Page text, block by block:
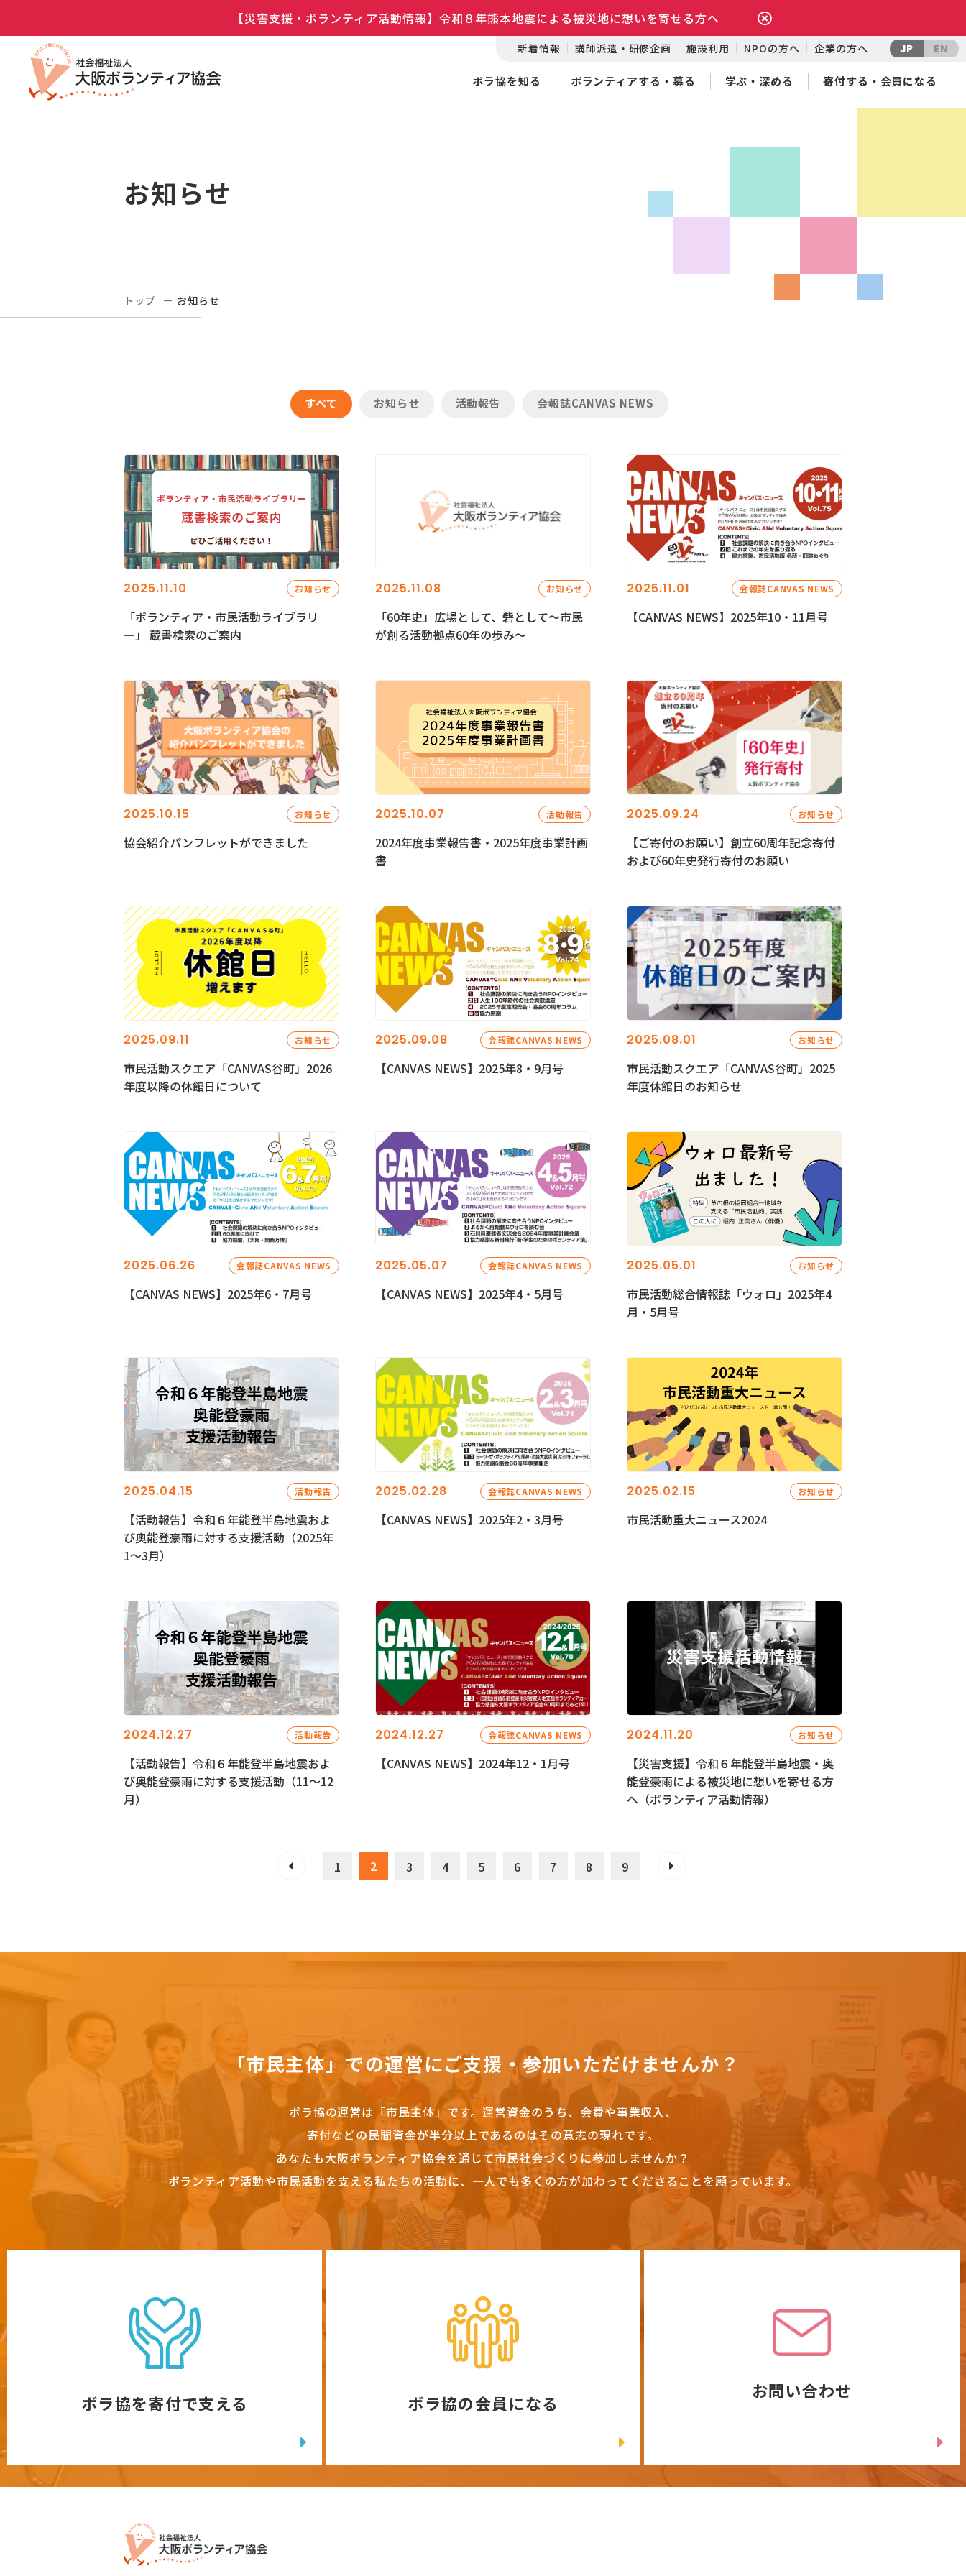
【災害支援・ボランティア活動情報】令和８年熊本地震による被災地に想いを寄せる方へ
新着情報 講師派遣・研修企画 施設利用 NPOの方へ 企業の方へ JP EN
ボラ協を知る ボランティアする・募る 学ぶ・深める 寄付する・会員になる
お知らせ
トップ お知らせ
すべて お知らせ 活動報告 会報誌CANVAS NEWS
2025.11.10 お知らせ
「ボランティア・市民活動ライブラリ
ー」 蔵書検索のご案内
2025.11.08 お知らせ
「60年史」広場として、砦として～市民
が創る活動拠点60年の歩み～
2025.11.01 会報誌CANVAS NEWS
【CANVAS NEWS】2025年10・11月号
2025.10.15 お知らせ
協会紹介パンフレットができました
2025.10.07 活動報告
2024年度事業報告書・2025年度事業計画
書
2025.09.24 お知らせ
【ご寄付のお願い】創立60周年記念寄付
および60年史発行寄付のお願い
2025.09.11 お知らせ
市民活動スクエア「CANVAS谷町」2026
年度以降の休館日について
2025.09.08 会報誌CANVAS NEWS
【CANVAS NEWS】2025年8・9月号
2025.08.01 お知らせ
市民活動スクエア「CANVAS谷町」2025
年度休館日のお知らせ
2025.06.26 会報誌CANVAS NEWS
【CANVAS NEWS】2025年6・7月号
2025.05.07 会報誌CANVAS NEWS
【CANVAS NEWS】2025年4・5月号
2025.05.01 お知らせ
市民活動総合情報誌「ウォロ」2025年4
月・5月号
2025.04.15 活動報告
【活動報告】令和６年能登半島地震およ
び奥能登豪雨に対する支援活動（2025年
1〜3月）
2025.02.28 会報誌CANVAS NEWS
【CANVAS NEWS】2025年2・3月号
2025.02.15 お知らせ
市民活動重大ニュース2024
2024.12.27 活動報告
【活動報告】令和６年能登半島地震およ
び奥能登豪雨に対する支援活動（11〜12
月）
2024.12.27 会報誌CANVAS NEWS
【CANVAS NEWS】2024年12・1月号
2024.11.20 お知らせ
【災害支援】令和６年能登半島地震・奥
能登豪雨による被災地に想いを寄せる方
へ（ボランティア活動情報）
1 2 3 4 5 6 7 8 9
「市民主体」での運営にご支援・参加いただけませんか？
ボラ協の運営は「市民主体」です。 運営資金のうち、会費や事業収入、
寄付などの民間資金が半分以上であるのはその意志の現れです。
あなたも大阪ボランティア協会を通じて市民社会づくりに参加しませんか？
ボランティア活動や市民活動を支える私たちの活動に、一人でも多くの方が加わってくださることを願っています。
ボラ協を寄付で支える ボラ協の会員になる
お問い合わせ